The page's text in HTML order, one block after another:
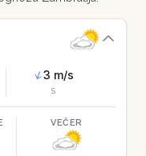
3 m/s
S
VEČER